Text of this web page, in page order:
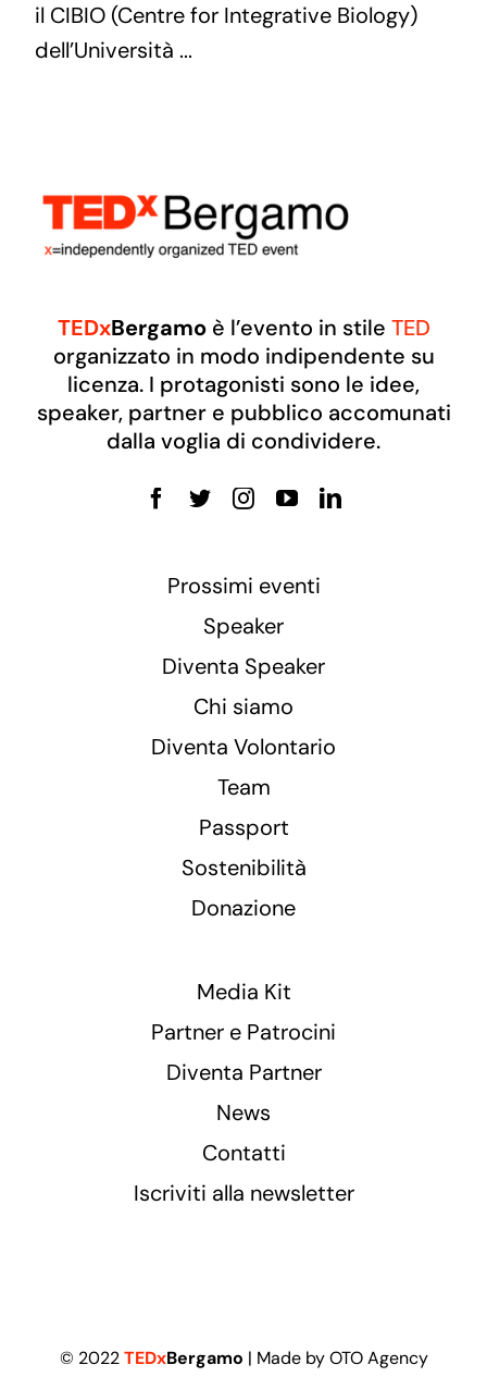
il CIBIO (Centre for Integrative Biology)
dell’Università ...
TEDxBergamoè l’evento in stile TED
organizzato in modo indipendente su
licenza. I protagonisti sono le idee,
speaker, partner e pubblico accomunati
dalla voglia di condividere.
Prossimi eventi
Speaker
Diventa Speaker
Chi siamo
Diventa Volontario
Team
Passport
Sostenibilità
Donazione
Media Kit
Partner e Patrocini
Diventa Partner
News
Contatti
Iscriviti alla newsletter
© 2022TEDxBergamo | Made byOTO Agency